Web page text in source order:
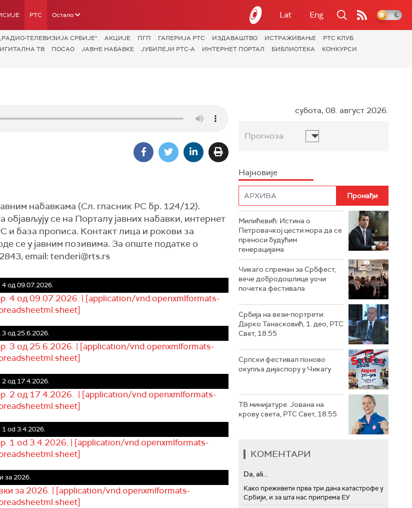
РТС Остало Lat Eng
ТЕЛЕВИЗИЈА СРБИЈЕ“ АКЦИЈЕ ПГП ГАЛЕРИЈА РТС ИЗДАВАШТВО ИСТРАЖИВАЊЕ
РТС КЛУБ
ТВ ПОСАО ЈАВНЕ НАБАВКЕ ЈУБИЛЕЈИ РТС-А ИНТЕРНЕТ ПОРТАЛ БИБЛИОТЕКА
КОНКУРСИ
набавкама (Сл. гласник РС бр. 124/12).
се на Порталу јавних набавки, интернет
и база прописа. Контакт лица и рокови за
се у јавним позивима. За опште податке о
email: tenderi@rts.rs
4 од 09.07.2026.
4 од 09.07.2026. | [application/vnd.openxmlformats-
3 од 25.6.2026.
3 од 25.6.2026. | [application/vnd.openxmlformats-
2 од 17.4.2026.
2 од 17.4.2026. | [application/vnd.openxmlformats-
od 3.4.2026.
1 od 3.4.2026. | [application/vnd.openxmlformats-
за 2026.
за 2026. | [application/vnd.openxmlformats-
субота, 08. август 2026.
Прогноза
Најновије
Милићевић: Истина о
Петровачкој цести мора да се
преноси будућим
генерацијама
Чикаго спреман за Србфест,
вече добродошлице уочи
почетка фестивала
Србија на вези-портрети:
Дарко Танасковић, 1. део, РТС
Свет, 18.55
Српски фестивал поново
окупља дијаспору у Чикагу
ТВ минијатуре: Јована на
крову света, РТС Свет, 18.55
КОМЕНТАРИ
Da, ali...
Како преживети прва три дана катастрофе у
Србији, и за шта нас припрема ЕУ